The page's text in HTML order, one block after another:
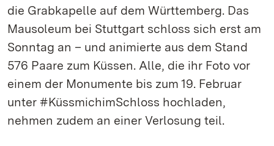
die Grabkapelle auf dem Württemberg. Das
Mausoleum bei Stuttgart schloss sich erst am
Sonntag an – und animierte aus dem Stand
576 Paare zum Küssen. Alle, die ihr Foto vor
einem der Monumente bis zum 19. Februar
unter #KüssmichimSchloss hochladen,
nehmen zudem an einer Verlosung teil.